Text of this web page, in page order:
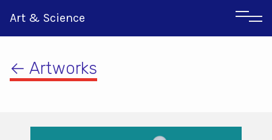
Art & Science
Greek
← Artworks